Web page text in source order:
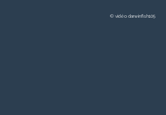
© vidéo darwinfish105